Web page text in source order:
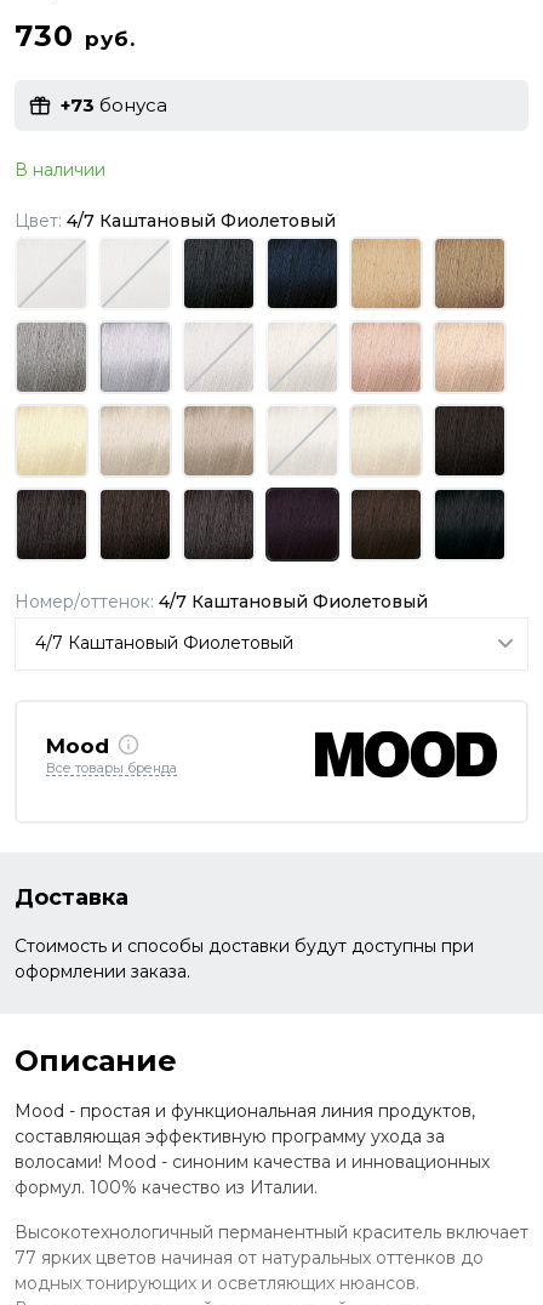
730 руб.
+73 бонуса
В наличии
Цвет: 4/7 Каштановый Фиолетовый
Номер/оттенок: 4/7 Каштановый Фиолетовый
Mood
Все товары бренда
Доставка
Стоимость и способы доставки будут доступны при
оформлении заказа.
Описание
Mood - простая и функциональная линия продуктов,
составляющая эффективную программу ухода за
волосами! Mood - синоним качества и инновационных
формул. 100% качество из Италии.
Высокотехнологичный перманентный краситель включает
77 ярких цветов начиная от натуральных оттенков до
модных тонирующих и осветляющих нюансов.